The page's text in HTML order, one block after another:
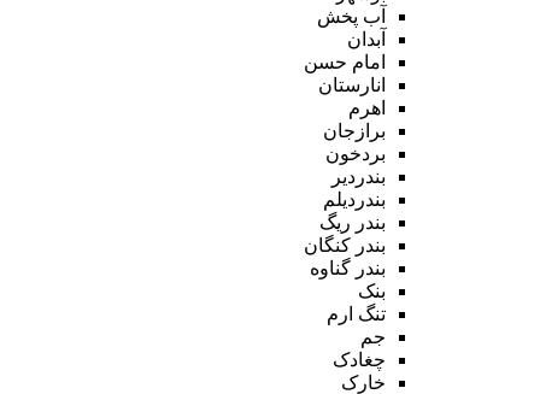
آب پخش
آبدان
امام حسن
انارستان
اهرم
برازجان
بردخون
بندردیر
بندردیلم
بندر ریگ
بندر کنگان
بندر گناوه
بنک
تنگ ارم
جم
چغادک
خارک